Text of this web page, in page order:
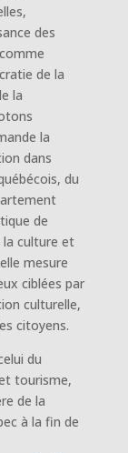
des
de la
la
la
dans
du
de
la culture et
mesure
ciblées par
culturelle,
citoyens.
du
tourisme,
de la
à la fin de